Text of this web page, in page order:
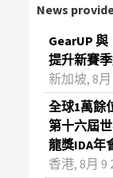
News
GearUP
提升新賽
新加坡, 8月
全球1萬餘
第十六屆
龍獎IDA年
香港, 8月 9